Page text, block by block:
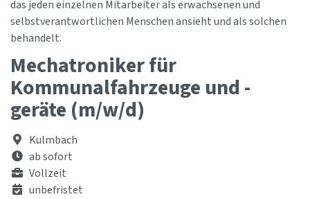
das jeden einzelnen Mitarbeiter als erwachsenen und
selbstverantwortlichen Menschen ansieht und als solchen
behandelt.
Mechatroniker für
Kommunalfahrzeuge und -
geräte (m/w/d)
Kulmbach
ab sofort
Vollzeit
unbefristet